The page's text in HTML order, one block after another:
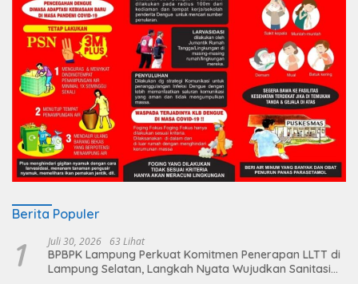
Berita Populer
1 Juli 30, 2026 63 Lihat
BPBPK Lampung Perkuat Komitmen Penerapan LLTT di
Lampung Selatan, Langkah Nyata Wujudkan Sanitasi